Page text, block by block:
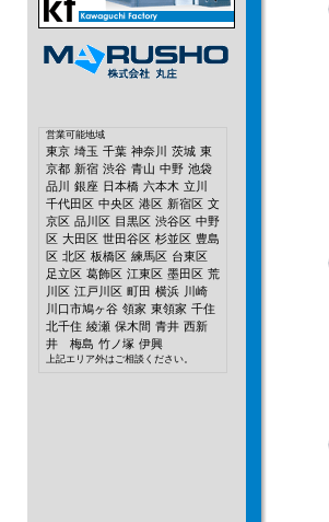
営業可能地域
東京 埼玉 千葉 神奈川 茨城 東
京都 新宿 渋谷 青山 中野 池袋
品川
銀座 日本橋 六本木 立川
千代田区 中央区 港区 新宿区 文
京区 品川区 目黒区 渋谷区 中野
区 大田区 世田谷区 杉並区 豊島
区 北区 板橋区 練馬区 台東区
足立区 葛飾区 江東区 墨田区 荒
川区 江戸川区 町田 横浜 川崎
川口市鳩ヶ谷 領家 東領家 千住
北千住 綾瀬 保木間 青井 西新
井 梅島 竹ノ塚 伊興
上記エリア外はご相談ください。